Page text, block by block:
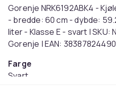
Gorenje NRK6192ABK4 -
- bredde: 60 cm - dybde:
liter - Klasse E - svart | SKU:
Gorenje | EAN:
Farge
Svart